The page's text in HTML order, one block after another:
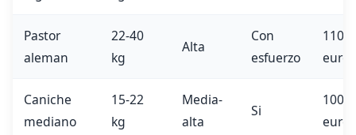
Pastor
aleman
22-40
kg
Alta
Con
esfuerzo
110-
euros
Caniche
mediano
15-22
kg
Media-
alta
Si
100-
euros